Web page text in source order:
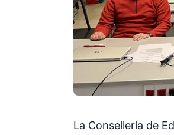
La Consellería de